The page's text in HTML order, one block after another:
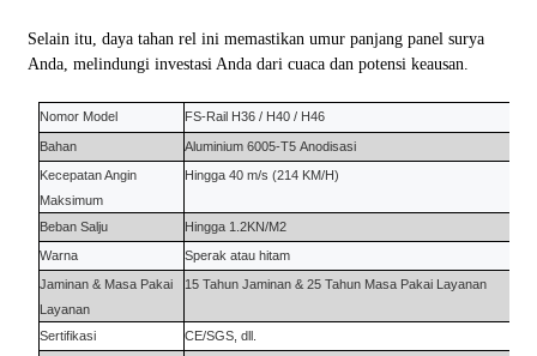
Selain itu, daya tahan rel ini memastikan umur panjang panel surya
Anda, melindungi investasi Anda dari cuaca dan potensi keausan.
Nomor Model FS-Rail H36 / H40 / H46
Bahan Aluminium 6005-T5 Anodisasi
Kecepatan Angin
Maksimum
Hingga 40 m/s (214 KM/H)
Beban Salju Hingga 1. 2KN/M2
Warna
Sperak atau hitam
Jaminan & Masa Pakai
Layanan
15 Tahun Jaminan & 25 Tahun Masa Pakai Layanan
Sertifikasi
CE/SGS, dll.